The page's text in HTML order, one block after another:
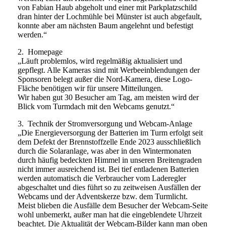
von Fabian Haub abgeholt und einer mit Parkplatzschild
dran hinter der Lochmühle bei Münster ist auch abgefault,
konnte aber am nächsten Baum angelehnt und befestigt
werden.“
2. Homepage
„Läuft problemlos, wird regelmäßig aktualisiert und
gepflegt. Alle Kameras sind mit Werbeeinblendungen der
Sponsoren belegt außer die Nord-Kamera, diese Logo-
Fläche benötigen wir für unsere Mitteilungen.
Wir haben gut 30 Besucher am Tag, am meisten wird der
Blick vom Turmdach mit den Webcams genutzt.“
3. Technik der Stromversorgung und Webcam-Anlage
„Die Energieversorgung der Batterien im Turm erfolgt seit
dem Defekt der Brennstoffzelle Ende 2023 ausschließlich
durch die Solaranlage, was aber in den Wintermonaten
durch häufig bedeckten Himmel in unseren Breitengraden
nicht immer ausreichend ist. Bei tief entladenen Batterien
werden automatisch die Verbraucher vom Laderegler
abgeschaltet und dies führt so zu zeitweisen Ausfällen der
Webcams und der Adventskerze bzw. dem Turmlicht.
Meist blieben die Ausfälle dem Besucher der Webcam-Seite
wohl unbemerkt, außer man hat die eingeblendete Uhrzeit
beachtet. Die Aktualität der Webcam-Bilder kann man oben